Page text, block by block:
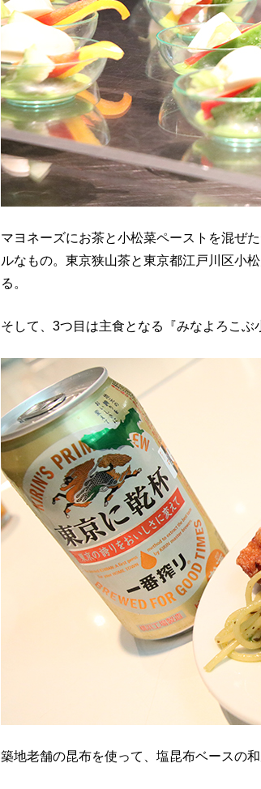
マヨネーズにお茶と小松菜ペーストを混ぜ
ルなもの。東京狭山茶と東京都江戸川区小
る。
そして、3つ目は主食となる『みなよろこぶ
築地老舗の昆布を使って、塩昆布ベースの